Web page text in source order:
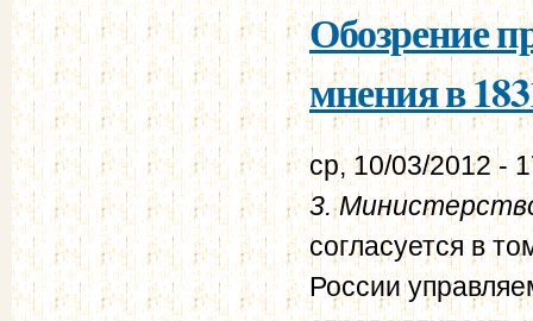
Обозрение
мнения в
ср, 10/03/2012 -
3.
согласуется в
России